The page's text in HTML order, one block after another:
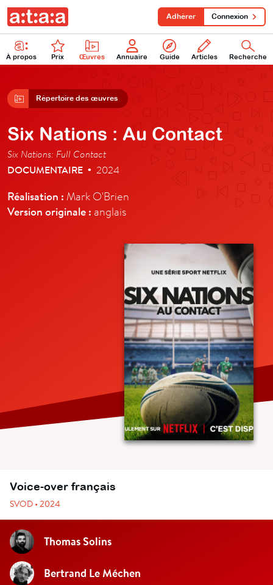
À propos Prix Œuvres Annuaire Guide Articles Recherche
Adhérer Connexion
Répertoire des œuvres
Six Nations : Au Contact
Six Nations: Full Contact
DOCUMENTAIRE • 2024
Réalisation : Mark O'Brien
Version originale : anglais
Voice-over français
SVOD • 2024
Thomas Solins
Bertrand Le Méchen